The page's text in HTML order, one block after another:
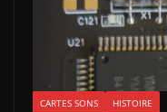
CARTES SONS HISTOIRE